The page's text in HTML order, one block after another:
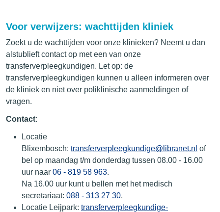
Voor verwijzers: wachttijden kliniek
Zoekt u de wachttijden voor onze klinieken? Neemt u dan
alstublieft contact op met een van onze
transferverpleegkundigen. Let op: de
transferverpleegkundigen kunnen u alleen informeren over
de kliniek en niet over poliklinische aanmeldingen of
vragen.
Contact:
Locatie
Blixembosch: transferverpleegkundige@libranet.nl of
bel op maandag t/m donderdag tussen 08.00 - 16.00
uur naar 06 - 819 58 963.
Na 16.00 uur kunt u bellen met het medisch
secretariaat: 088 - 313 27 30.
Locatie Leijpark: transferverpleegkundige-